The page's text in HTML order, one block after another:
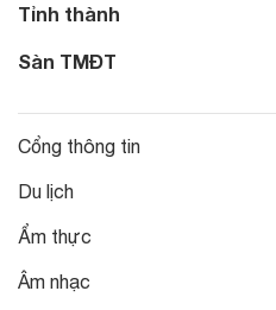
Tỉnh thành
Sàn TMĐT
Cổng thông tin
Du lịch
Ẩm thực
Âm nhạc